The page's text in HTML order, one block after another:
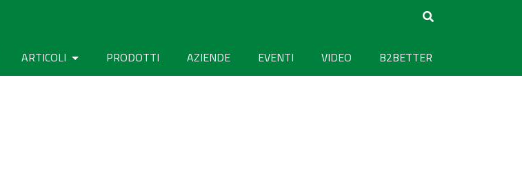
ARTICOLI PRODOTTI AZIENDE EVENTI VIDEO B2BETTER